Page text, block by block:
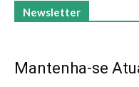
Newsletter
Mantenha-se